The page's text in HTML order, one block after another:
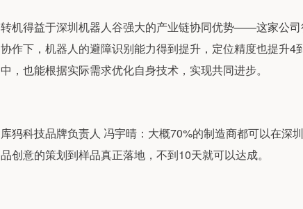
转机得益于深圳机器人谷强大的产业链协同优势——这家公
协作下，机器人的避障识别能力得到提升，定位精度也提升
中，也能根据实际需求优化自身技术，实现共同进步。
库犸科技品牌负责人 冯宇晴：大概70%的制造商都可以在深
品创意的策划到样品真正落地，不到10天就可以达成。